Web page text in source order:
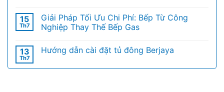
15
Th7
Giải Pháp Tối Ưu Chi Phí: Bếp Từ Công
Nghiệp Thay Thế Bếp Gas
13
Th7
Hướng dẫn cài đặt tủ đông Berjaya